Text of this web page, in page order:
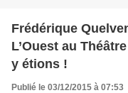
Frédérique
L’Ouest au
y étions !
Publié le 03/12/2015 à 07:53